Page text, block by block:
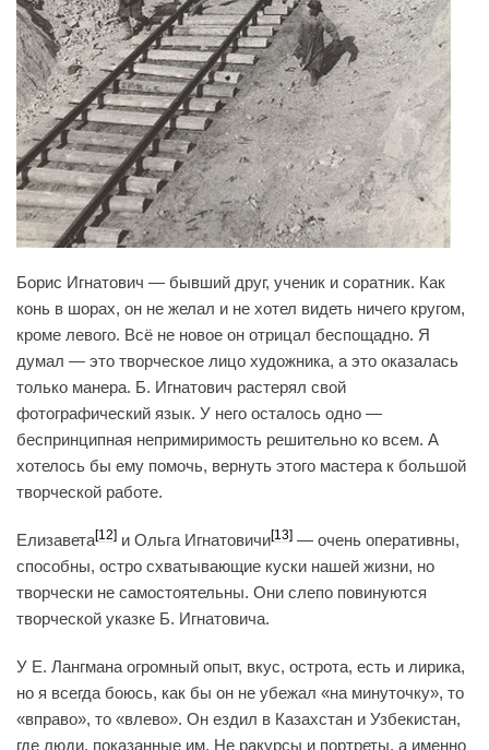
Борис Игнатович — бывший друг, ученик и соратник. Как
конь в шорах, он не желал и не хотел видеть ничего кругом,
кроме левого. Всё не новое он отрицал беспощадно. Я
думал — это творческое лицо художника, а это оказалась
только манера. Б. Игнатович растерял свой
фотографический язык. У него осталось одно —
беспринципная непримиримость решительно ко всем. А
хотелось бы ему помочь, вернуть этого мастера к большой
творческой работе.
Елизавета[12] и Ольга Игнатовичи[13] — очень оперативны,
способны, остро схватывающие куски нашей жизни, но
творчески не самостоятельны. Они слепо повинуются
творческой указке Б. Игнатовича.
У Е. Лангмана огромный опыт, вкус, острота, есть и лирика,
но я всегда боюсь, как бы он не убежал «на минуточку», то
«вправо», то «влево». Он ездил в Казахстан и Узбекистан,
где люди, показанные им. Не ракурсы и портреты, а именно